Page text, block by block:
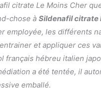
le monde
citrate Le Moins Cher
chose à Sildenafil citrate
les différents
et appliquer ces
français hébreu italien
a été tentée, il
emballé.